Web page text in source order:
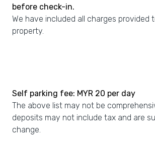
before check-in.
We have included all charges provided
property.
Self parking fee: MYR 20 per day
The above list may not be
deposits may not include tax and are
change.